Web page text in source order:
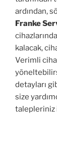
ardından,
Franke
kalacak,
Verimli
detayları
size
talepleriniz